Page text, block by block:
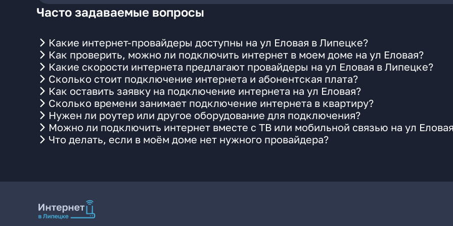
Часто задаваемые вопросы
Какие интернет-провайдеры доступны на ул Еловая в Липецке?
Как проверить, можно ли подключить интернет в моем доме на ул Еловая?
Какие скорости интернета предлагают провайдеры на ул Еловая в Липецке?
Сколько стоит подключение интернета и абонентская плата?
Как оставить заявку на подключение интернета на ул Еловая?
Сколько времени занимает подключение интернета в квартиру?
Нужен ли роутер или другое оборудование для подключения?
Можно ли подключить интернет вместе с ТВ или мобильной связью на ул
Что делать, если в моём доме нет нужного провайдера?